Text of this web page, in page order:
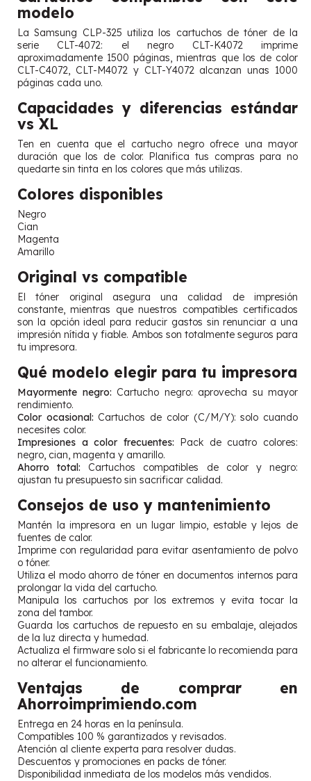
modelo
La Samsung CLP-325 utiliza los cartuchos de tóner de la
serie CLT-4072: el negro CLT-K4072 imprime
aproximadamente 1500 páginas, mientras que los de color
CLT-C4072, CLT-M4072 y CLT-Y4072 alcanzan unas 1000
páginas cada uno.
Capacidades y diferencias estándar
vs XL
Ten en cuenta que el cartucho negro ofrece una mayor
duración que los de color. Planifica tus compras para no
quedarte sin tinta en los colores que más utilizas.
Colores disponibles
Negro
Cian
Magenta
Amarillo
Original vs compatible
El tóner original asegura una calidad de impresión
constante, mientras que nuestros compatibles certificados
son la opción ideal para reducir gastos sin renunciar a una
impresión nítida y fiable. Ambos son totalmente seguros para
tu impresora.
Qué modelo elegir para tu impresora
Mayormente negro: Cartucho negro: aprovecha su mayor
rendimiento.
Color ocasional: Cartuchos de color (C/M/Y): solo cuando
necesites color.
Impresiones a color frecuentes: Pack de cuatro colores:
negro, cian, magenta y amarillo.
Ahorro total: Cartuchos compatibles de color y negro:
ajustan tu presupuesto sin sacrificar calidad.
Consejos de uso y mantenimiento
Mantén la impresora en un lugar limpio, estable y lejos de
fuentes de calor.
Imprime con regularidad para evitar asentamiento de polvo
o tóner.
Utiliza el modo ahorro de tóner en documentos internos para
prolongar la vida del cartucho.
Manipula los cartuchos por los extremos y evita tocar la
zona del tambor.
Guarda los cartuchos de repuesto en su embalaje, alejados
de la luz directa y humedad.
Actualiza el firmware solo si el fabricante lo recomienda para
no alterar el funcionamiento.
Ventajas de comprar en
Ahorroimprimiendo.com
Entrega en 24 horas en la península.
Compatibles 100 % garantizados y revisados.
Atención al cliente experta para resolver dudas.
Descuentos y promociones en packs de tóner.
Disponibilidad inmediata de los modelos más vendidos.